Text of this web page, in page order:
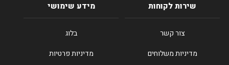
שירות לקוחות
צור קשר
מדיניות משלוחים
מידע שימושי
בלוג
מדיניות פרטיות